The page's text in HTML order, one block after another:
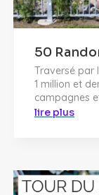
50
Traversé par
1 million et
campagnes
lire plus